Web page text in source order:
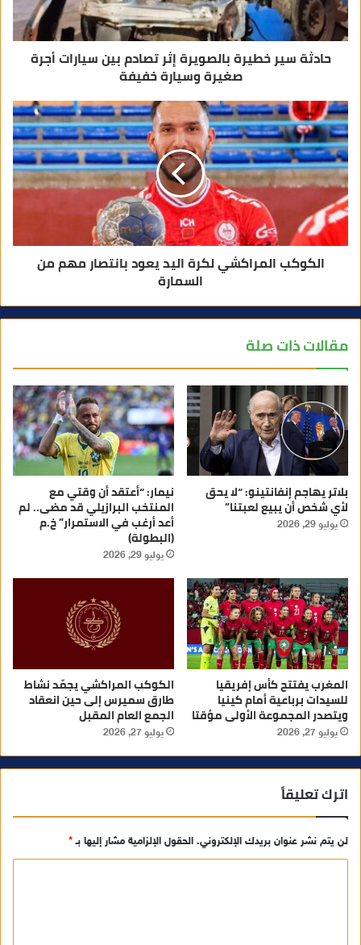
ي
حادثة سير خطيرة بالصويرة إثر تصادم بين سيارات أجرة
صغيرة وسيارة خفيفة
الكوكب المراكشي لكرة اليد يعود بانتصار مهم من
السمارة
مقالات ذات صلة
بلاتر يهاجم إنفانتينو: “لا يحق
لأي شخص أن يبيع لعبتنا”
يوليو 29, 2026
نيمار: “أعتقد أن وقتي مع
المنتخب البرازيلي قد مضى.. لم
أعد أرغب في الاستمرار” خ.م
(البطولة)
يوليو 29, 2026
المغرب يفتتح كأس إفريقيا
للسيدات برباعية أمام كينيا
ويتصدر المجموعة الأولى مؤقتا
يوليو 27, 2026
الكوكب المراكشي يجمّد نشاط
طارق سميرس إلى حين انعقاد
الجمع العام المقبل
يوليو 27, 2026
اترك تعليقاً
لن يتم نشر عنوان بريدك الإلكتروني. الحقول الإلزامية مشار إليها بـ*